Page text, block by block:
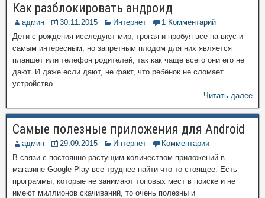
Как разблокировать андроид
админ 30.11.2015 Интернет
1 Комментарий
Дети с рождения исследуют мир, трогая и пробуя все на вкус и
самым интересным, но запретным плодом для них является
планшет или телефон родителей, так как чаще всего они его не
дают. И даже если дают, не факт, что ребёнок не сломает
устройство.
Читать далее
Самые полезные приложения для Android
админ 29.09.2015 Интернет
Комментарии
В связи с постоянно растущим количеством приложений в
магазине Google Play все труднее найти что-то стоящее. Есть
программы, которые не занимают топовых мест в поиске и не
имеют миллионов скачиваний, то очень полезны и